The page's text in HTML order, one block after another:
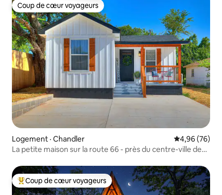
Coup de cœur voyageurs
Coup de cœur voyageurs
Logement · Chandler Note
4,96 (76)
La petite maison sur la route 66 - près du centre-ville de
Coup de cœur voyageurs parmi les plus aimés
Coup de cœur voyageurs